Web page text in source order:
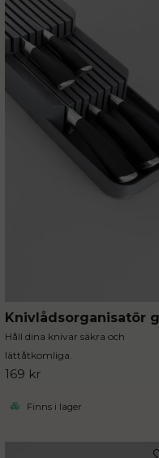
Knivlådsorganisatör
Håll dina knivar säkra och
lättåtkomliga.
169 kr
Finns i lager